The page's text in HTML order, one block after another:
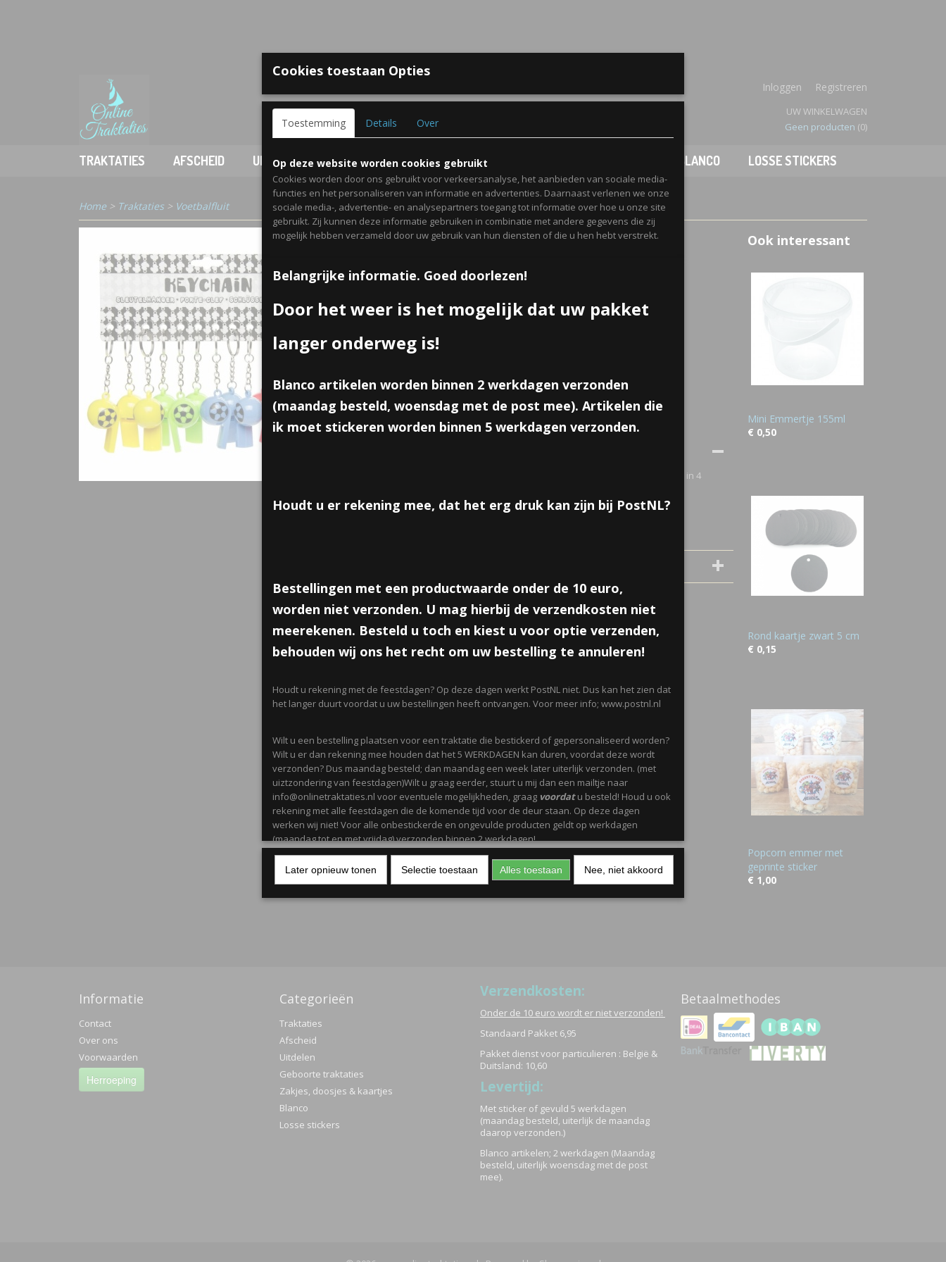
Inloggen Registreren
UW WINKELWAGEN
Geen producten (0)
TRAKTATIES AFSCHEID UITDELEN GEBOORTE TRAKTATIES ZAKJES, DOOSJES & KAARTJES BLANCO LOSSE STICKERS
Home > Traktaties > Voetbalfluit
Voetbalfluit
€ 0,50 per stuk
✓Op voorraad- Levertijd 2 werkdagen
Aantal
IN WINKELWAGEN
Voetbal fluit sleutelhangers. Leuke sleutelhanger met daaraan een voetbalfluit in 4
Save
Ook interessant
Mini Emmertje 155ml
€ 0,50
Rond kaartje zwart 5 cm
€ 0,15
Popcorn emmer met
geprinte sticker
€ 1,00
Cookies toestaan Opties
Toestemming Details Over
Op deze website worden cookies gebruikt
Cookies worden door ons gebruikt voor verkeersanalyse, het aanbieden van sociale media-
functies en het personaliseren van informatie en advertenties. Daarnaast verlenen we onze
sociale media-, advertentie- en analysepartners toegang tot informatie over hoe u onze site
gebruikt. Zij kunnen deze informatie gebruiken in combinatie met andere gegevens die zij
mogelijk hebben verzameld door uw gebruik van hun diensten of die u hen hebt verstrekt.
Belangrijke informatie. Goed doorlezen!
Door het weer is het mogelijk dat uw pakket
langer onderweg is!
Blanco artikelen worden binnen 2 werkdagen verzonden
(maandag besteld, woensdag met de post mee). Artikelen die
ik moet stickeren worden binnen 5 werkdagen verzonden.
Houdt u er rekening mee, dat het erg druk kan zijn bij PostNL?
Bestellingen met een productwaarde onder de 10 euro,
worden niet verzonden. U mag hierbij de verzendkosten niet
meerekenen. Besteld u toch en kiest u voor optie verzenden,
behouden wij ons het recht om uw bestelling te annuleren!
Houdt u rekening met de feestdagen? Op deze dagen werkt PostNL niet. Dus kan het zien dat
het langer duurt voordat u uw bestellingen heeft ontvangen. Voor meer info; www.postnl.nl
Wilt u een bestelling plaatsen voor een traktatie die bestickerd of gepersonaliseerd worden?
Wilt u er dan rekening mee houden dat het 5 WERKDAGEN kan duren, voordat deze wordt
verzonden? Dus maandag besteld; dan maandag een week later uiterlijk verzonden. (met
uiztzondering van feestdagen)Wilt u graag eerder, stuurt u mij dan een mailtje naar
info@onlinetraktaties.nl voor eventuele mogelijkheden, graag voordatu besteld! Houd u ook
rekening met alle feestdagen die de komende tijd voor de deur staan. Op deze dagen
werken wij niet! Voor alle onbestickerde en ongevulde producten geldt op werkdagen
(maandag tot en met vrijdag) verzonden binnen 2 werkdagen!
Producten die met vinyl bestickerd zijn; niet in de vaatwasser en geen afwasmiddel met
Daniella Smit,
Online Traktaties
Later opnieuw tonen Selectie toestaan Alles toestaan Nee, niet akkoord
Informatie
Contact
Over ons
Voorwaarden
Herroeping
Categorieën
Traktaties
Afscheid
Uitdelen
Geboorte traktaties
Zakjes, doosjes & kaartjes
Blanco
Losse stickers
Verzendkosten:
Onder de 10 euro wordt er niet verzonden!
Standaard Pakket 6,95
Pakket dienst voor particulieren : België &
Duitsland: 10,60
Levertijd:
Met sticker of gevuld 5 werkdagen
(maandag besteld, uiterlijk de maandag
daarop verzonden.)
Blanco artikelen; 2 werkdagen (Maandag
besteld, uiterlijk woensdag met de post
mee).
Betaalmethodes